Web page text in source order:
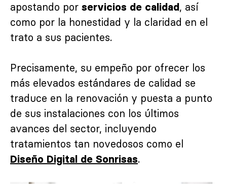
apostando por servicios de calidad, así
como por la honestidad y la claridad en el
trato a sus pacientes.
Precisamente, su empeño por ofrecer los
más elevados estándares de calidad se
traduce en la renovación y puesta a punto
de sus instalaciones con los últimos
avances del sector, incluyendo
tratamientos tan novedosos como el
Diseño Digital de Sonrisas.